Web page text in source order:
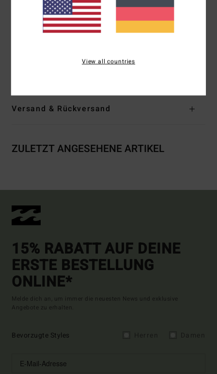
Länge:84 cm lang
Versand & Rückversand
ZULETZT ANGESEHENE ARTIKEL
15% RABATT AUF DEINE
ERSTE BESTELLUNG
ONLINE*
Melde dich an, um immer die neuesten News und exklusive
Angebote zu erhalten.
Bevorzugte Styles
View all countries